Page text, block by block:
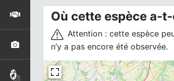
Où cette espèce a-
Attention : cette espèce
n’y a pas encore été observée.